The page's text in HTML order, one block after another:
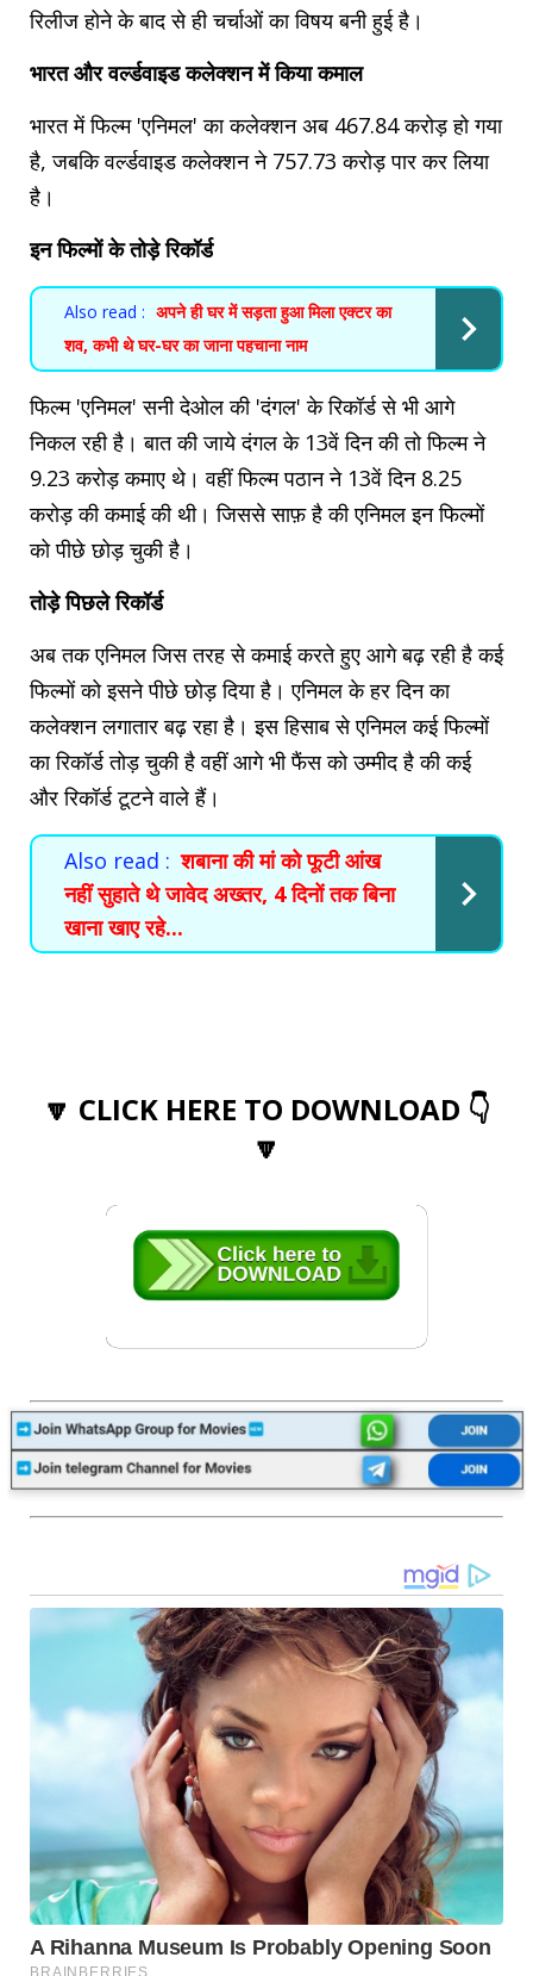
रिलीज होने के बाद से ही चर्चाओं का विषय बनी हुई है।
भारत और वर्ल्डवाइड कलेक्शन में किया कमाल
भारत में फिल्म 'एनिमल' का कलेक्शन अब 467.84 करोड़ हो गया
है, जबकि वर्ल्डवाइड कलेक्शन ने 757.73 करोड़ पार कर लिया
है।
इन फिल्मों के तोड़े रिकॉर्ड
Also read : अपने ही घर में सड़ता हुआ मिला एक्टर का
शव, कभी थे घर-घर का जाना पहचाना नाम
फिल्म 'एनिमल' सनी देओल की 'दंगल' के रिकॉर्ड से भी आगे
निकल रही है। बात की जाये दंगल के 13वें दिन की तो फिल्म ने
9.23 करोड़ कमाए थे। वहीं फिल्म पठान ने 13वें दिन 8.25
करोड़ की कमाई की थी। जिससे साफ़ है की एनिमल इन फिल्मों
को पीछे छोड़ चुकी है।
तोड़े पिछले रिकॉर्ड
अब तक एनिमल जिस तरह से कमाई करते हुए आगे बढ़ रही है कई
फिल्मों को इसने पीछे छोड़ दिया है। एनिमल के हर दिन का
कलेक्शन लगातार बढ़ रहा है। इस हिसाब से एनिमल कई फिल्मों
का रिकॉर्ड तोड़ चुकी है वहीं आगे भी फैंस को उम्मीद है की कई
और रिकॉर्ड टूटने वाले हैं।
Also read : शबाना की मां को फूटी आंख
नहीं सुहाते थे जावेद अख्तर, 4 दिनों तक बिना
खाना खाए रहे...
🔽 CLICK HERE TO DOWNLOAD 👇
🔽